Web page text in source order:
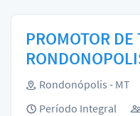
PROMOTOR
Rondonópolis - MT
Período Integral